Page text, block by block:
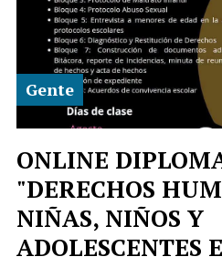
ONLINE
"DERECHOS
NIÑAS, NIÑOS Y
ADOLESCENTES
Gente